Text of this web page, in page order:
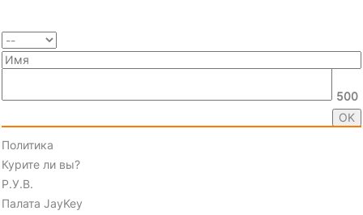
500
Политика
Курите ли вы?
Р.У.В.
Палата JayKey